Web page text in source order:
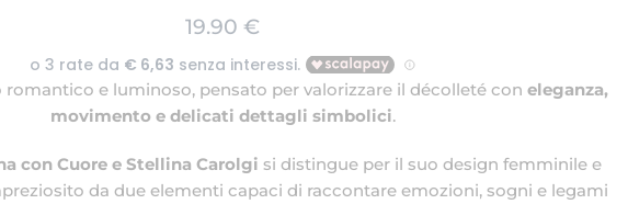
19.90€
romantico e luminoso, pensato per valorizzare il décolleté con eleganza,
movimento e delicati dettagli simbolici.
con Cuore e Stellina Carolgi si distingue per il suo design femminile e
da due elementi capaci di raccontare emozioni, sogni e legami